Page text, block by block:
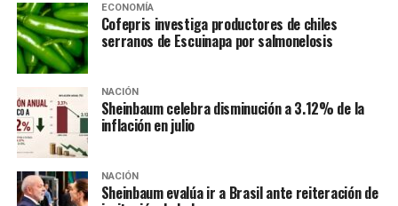
NOTAS RELACIONADAS: ACCESO AFRICANOS
CAMERÚN
CHIAPAS
DESCUBREN NUEVA RUTA DE ACCESO DE AFRICANOS A MÉXICO
GUATEMALA
SIGUIENTE
FMI reduce estimación de crecimiento para México
NO TE PIERDAS
UIF rechaza haber presionado en la renuncia de Medina
Mora
ECONOMÍA
Cofepris investiga productores de chiles
serranos de Escuinapa por salmonelosis
NACIÓN
Sheinbaum celebra disminución a 3.12% de la
inflación en julio
NACIÓN
Sheinbaum evalúa ir a Brasil ante reiteración de